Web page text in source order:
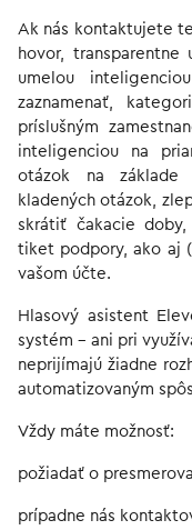
Ak nás kontaktujete
hovor,
umelou
zaznamenať,
príslušným
inteligenciou na
otázok na základe
kladených otázok,
skrátiť čakacie
tiket podpory, ako aj
vašom účte.
Hlasový asistent
systém – ani pri
neprijímajú žiadne
automatizovaným
Vždy máte možnosť:
požiadať o
prípadne nás